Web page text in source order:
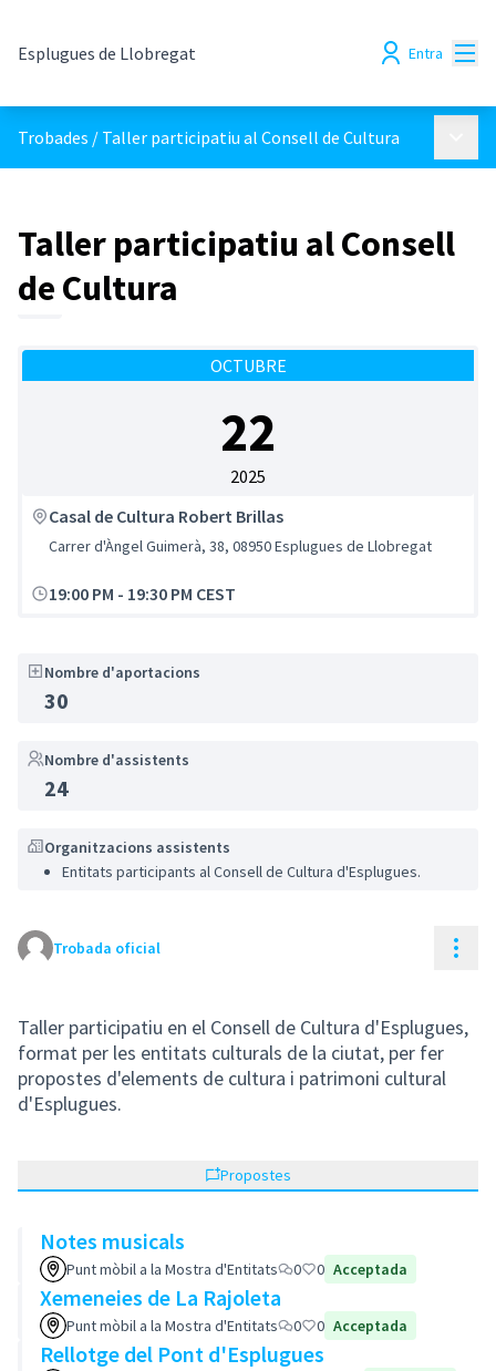
Esplugues de Llobregat Entra
Trobades / Taller participatiu al Consell de Cultura
Taller participatiu al Consell
de Cultura
OCTUBRE
22
2025
Casal de Cultura Robert Brillas
Carrer d'Àngel Guimerà, 38, 08950 Esplugues de Llobregat
19:00 PM - 19:30 PM CEST
Nombre d'aportacions
30
Nombre d'assistents
24
Organitzacions assistents
Entitats participants al Consell de Cultura d'Esplugues.
Trobada oficial
Taller participatiu en el Consell de Cultura d'Esplugues,
format per les entitats culturals de la ciutat, per fer
propostes d'elements de cultura i patrimoni cultural
d'Esplugues.
Propostes
Notes musicals
Punt mòbil a la Mostra d'Entitats 0 0 Acceptada
Xemeneies de La Rajoleta
Punt mòbil a la Mostra d'Entitats 0 0 Acceptada
Rellotge del Pont d'Esplugues